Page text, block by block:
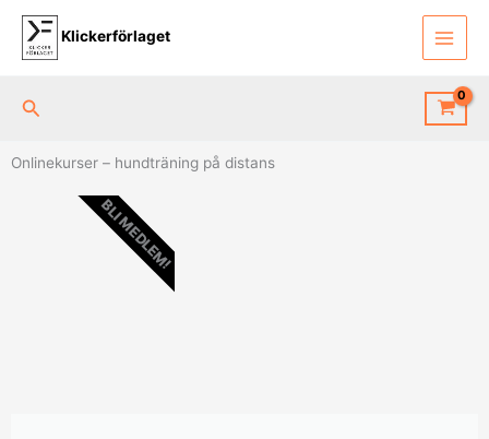
innehåll
Klickerförlaget
Sök
Onlinekurser – hundträning på distans
BLI MEDLEM!